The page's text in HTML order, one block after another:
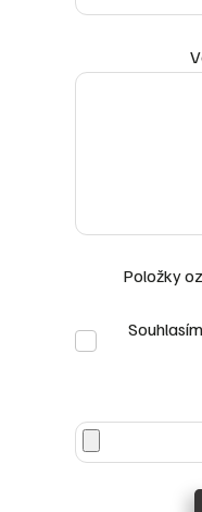
Položky
Souhlasím
údajů